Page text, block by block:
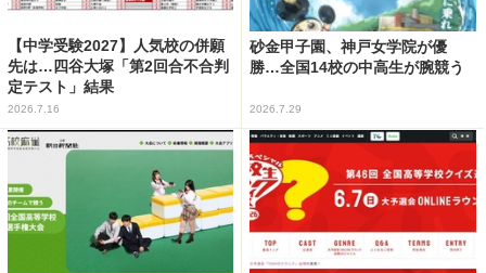
【中学受験2027】人気校の併願
先は…四谷大塚「第2回合不合判
定テスト」結果
2026.7.16
砂金甲子園、神戸女学院が優
勝…全国14校の中高生が腕競う
2026.7.29